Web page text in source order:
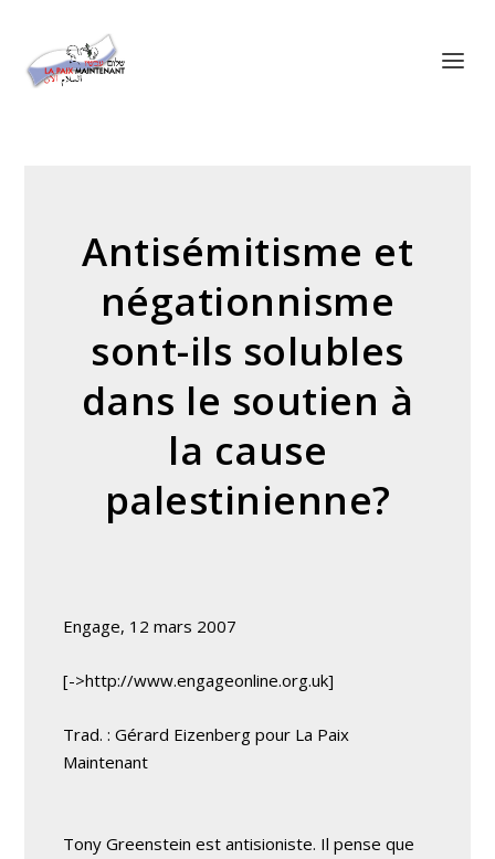
Antisémitisme et
négationnisme
sont-ils solubles
dans le soutien à
la cause
palestinienne?
Engage, 12 mars 2007
[->http://www.engageonline.org.uk]
Trad. : Gérard Eizenberg pour La Paix
Maintenant
Tony Greenstein est antisioniste. Il pense que